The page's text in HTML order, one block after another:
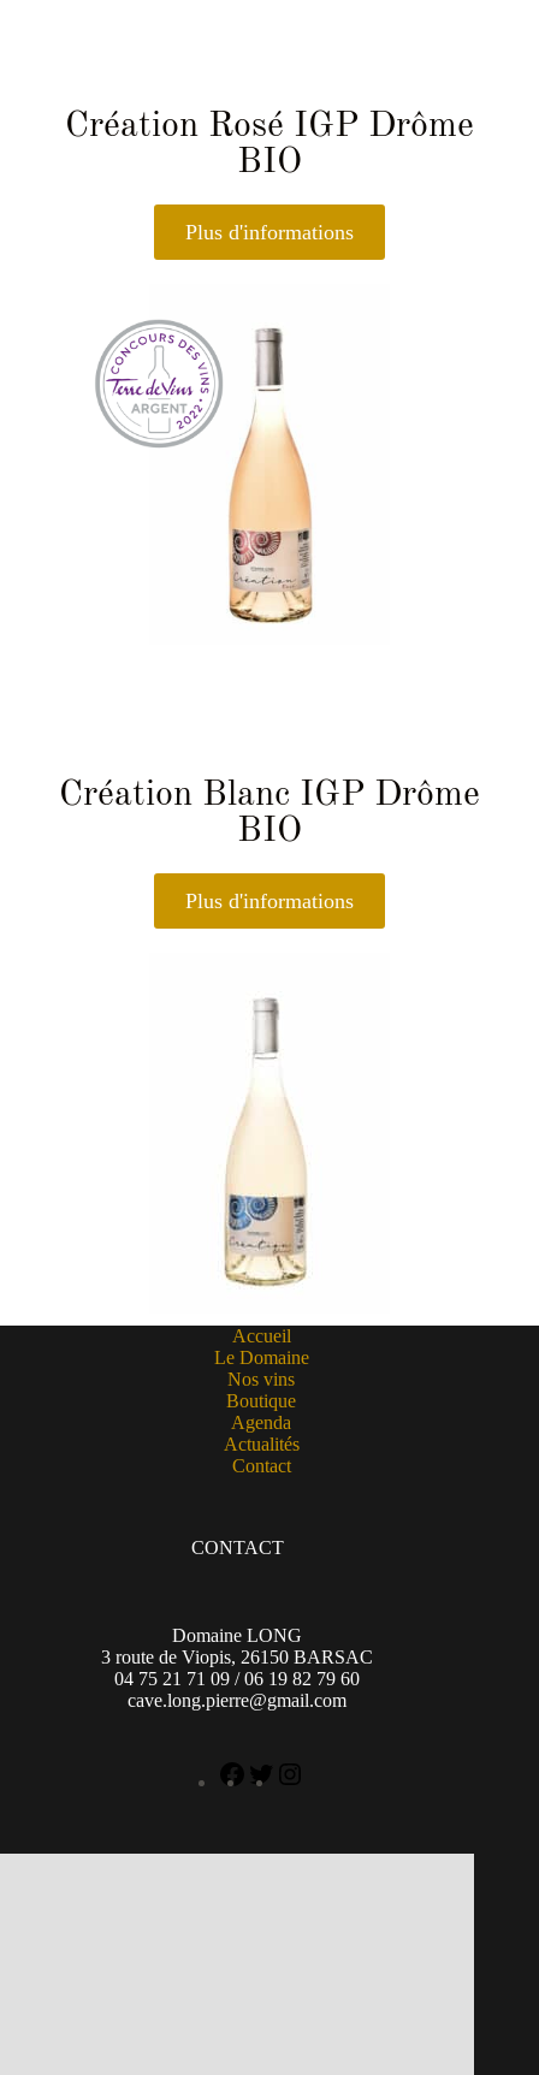
Création Rosé IGP Drôme
BIO
Plus d'informations
Création Blanc IGP Drôme
BIO
Plus d'informations
Accueil
Le Domaine
Nos vins
Boutique
Agenda
Actualités
Contact
CONTACT
Domaine LONG
3 route de Viopis, 26150 BARSAC
04 75 21 71 09 / 06 19 82 79 60
cave.long.pierre@gmail.com